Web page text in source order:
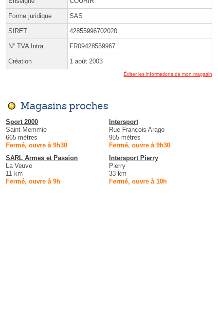
Forme juridique SAS
SIRET 42855996702020
N° TVA Intra. FR09428559967
Création 1 août 2003
Éditer les informations de mon magasin
Magasins proches
Sport 2000
Saint-Memmie
665 mètres
Fermé, ouvre à 9h30
Intersport
Rue François Arago
955 mètres
Fermé, ouvre à 9h30
SARL Armes et Passion
La Veuve
11 km
Fermé, ouvre à 9h
Intersport Pierry
Pierry
33 km
Fermé, ouvre à 10h